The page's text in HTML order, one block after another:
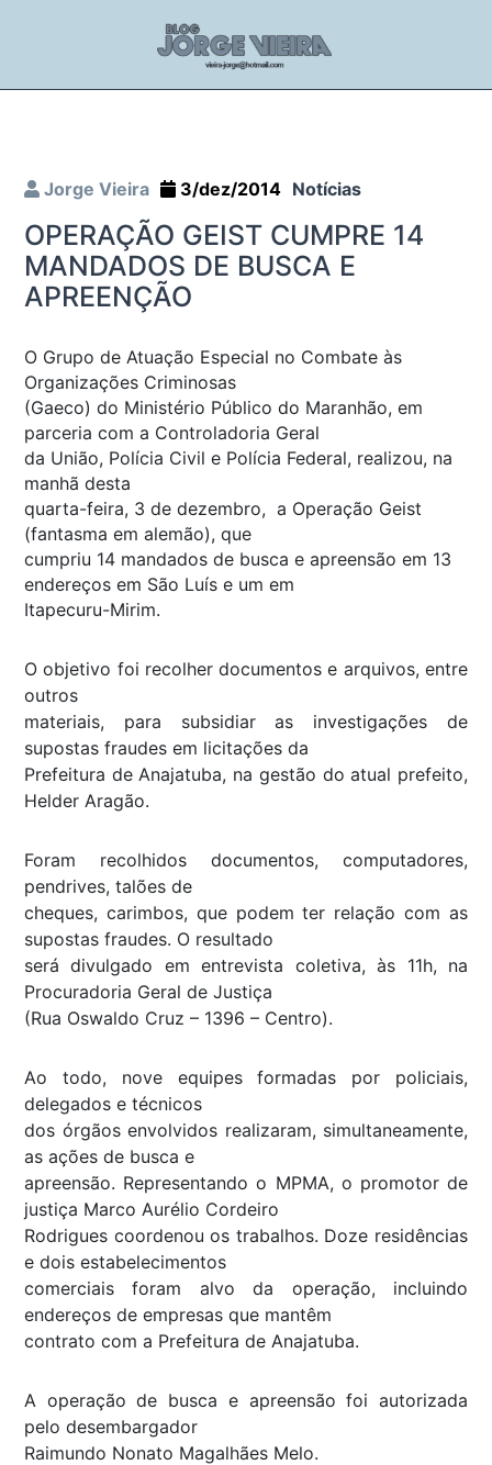
Jorge Vieira 3/dez/2014 Notícias
OPERAÇÃO GEIST CUMPRE 14
MANDADOS DE BUSCA E
APREENÇÃO
O Grupo de Atuação Especial no Combate às
Organizações Criminosas
(Gaeco) do Ministério Público do Maranhão, em
parceria com a Controladoria Geral
da União, Polícia Civil e Polícia Federal, realizou, na
manhã desta
quarta-feira, 3 de dezembro, a Operação Geist
(fantasma em alemão), que
cumpriu 14 mandados de busca e apreensão em 13
endereços em São Luís e um em
Itapecuru-Mirim.
O objetivo foi recolher documentos e arquivos, entre
outros
materiais, para subsidiar as investigações de
supostas fraudes em licitações da
Prefeitura de Anajatuba, na gestão do atual prefeito,
Helder Aragão.
Foram recolhidos documentos, computadores,
pendrives, talões de
cheques, carimbos, que podem ter relação com as
supostas fraudes. O resultado
será divulgado em entrevista coletiva, às 11h, na
Procuradoria Geral de Justiça
(Rua Oswaldo Cruz – 1396 – Centro).
Ao todo, nove equipes formadas por policiais,
delegados e técnicos
dos órgãos envolvidos realizaram, simultaneamente,
as ações de busca e
apreensão. Representando o MPMA, o promotor de
justiça Marco Aurélio Cordeiro
Rodrigues coordenou os trabalhos. Doze residências
e dois estabelecimentos
comerciais foram alvo da operação, incluindo
endereços de empresas que mantêm
contrato com a Prefeitura de Anajatuba.
A operação de busca e apreensão foi autorizada
pelo desembargador
Raimundo Nonato Magalhães Melo.